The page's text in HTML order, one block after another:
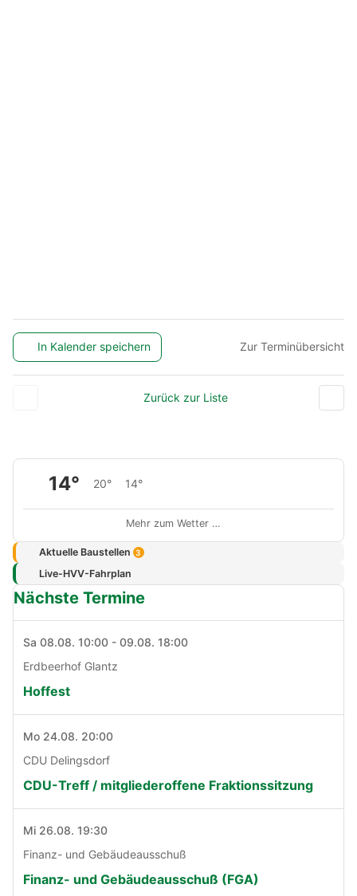
In Kalender speichern Zur Terminübersicht
Zurück zur Liste
14° 20° 14°
Mehr zum Wetter …
Aktuelle Baustellen 3
Live-HVV-Fahrplan
Nächste Termine
Sa 08.08. 10:00 - 09.08. 18:00
Erdbeerhof Glantz
Hoffest
Mo 24.08. 20:00
CDU Delingsdorf
CDU-Treff / mitgliederoffene Fraktionssitzung
Mi 26.08. 19:30
Finanz- und Gebäudeausschuß
Finanz- und Gebäudeausschuß (FGA)